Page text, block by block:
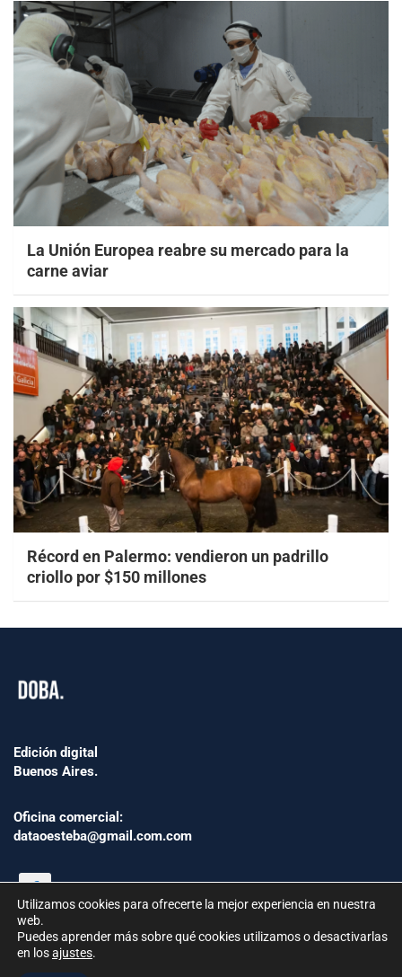
La Unión Europea reabre su mercado para la
carne aviar
Récord en Palermo: vendieron un padrillo
criollo por $150 millones
Edición digital
Buenos Aires.
Oficina comercial:
dataoesteba@gmail.com.com
Utilizamos cookies para ofrecerte la mejor experiencia en nuestra
web.
Puedes aprender más sobre qué cookies utilizamos o desactivarlas
en losajustes.